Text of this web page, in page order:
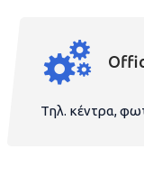
Τηλ. κέντρα,